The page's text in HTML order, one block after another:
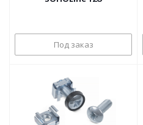
Под заказ